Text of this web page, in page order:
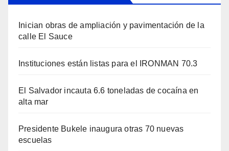
Inician obras de ampliación y pavimentación de la
calle El Sauce
Instituciones están listas para el IRONMAN 70.3
El Salvador incauta 6.6 toneladas de cocaína en
alta mar
Presidente Bukele inaugura otras 70 nuevas
escuelas